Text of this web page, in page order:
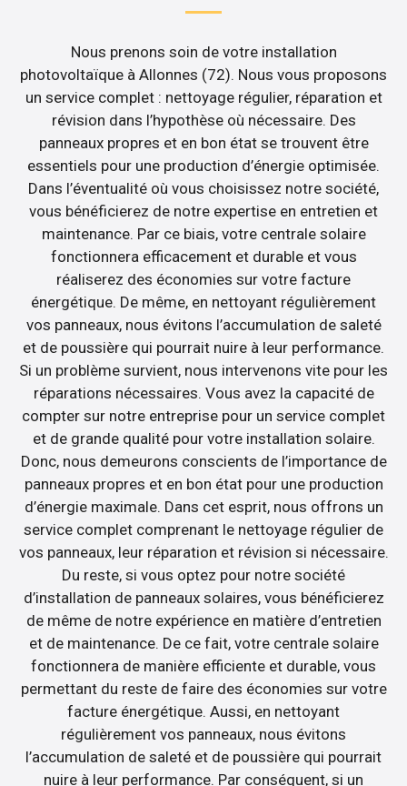
Nous prenons soin de votre installation
photovoltaïque à Allonnes (72). Nous vous proposons
un service complet : nettoyage régulier, réparation et
révision dans l’hypothèse où nécessaire. Des
panneaux propres et en bon état se trouvent être
essentiels pour une production d’énergie optimisée.
Dans l’éventualité où vous choisissez notre société,
vous bénéficierez de notre expertise en entretien et
maintenance. Par ce biais, votre centrale solaire
fonctionnera efficacement et durable et vous
réaliserez des économies sur votre facture
énergétique. De même, en nettoyant régulièrement
vos panneaux, nous évitons l’accumulation de saleté
et de poussière qui pourrait nuire à leur performance.
Si un problème survient, nous intervenons vite pour les
réparations nécessaires. Vous avez la capacité de
compter sur notre entreprise pour un service complet
et de grande qualité pour votre installation solaire.
Donc, nous demeurons conscients de l’importance de
panneaux propres et en bon état pour une production
d’énergie maximale. Dans cet esprit, nous offrons un
service complet comprenant le nettoyage régulier de
vos panneaux, leur réparation et révision si nécessaire.
Du reste, si vous optez pour notre société
d’installation de panneaux solaires, vous bénéficierez
de même de notre expérience en matière d’entretien
et de maintenance. De ce fait, votre centrale solaire
fonctionnera de manière efficiente et durable, vous
permettant du reste de faire des économies sur votre
facture énergétique. Aussi, en nettoyant
régulièrement vos panneaux, nous évitons
l’accumulation de saleté et de poussière qui pourrait
nuire à leur performance. Par conséquent, si un